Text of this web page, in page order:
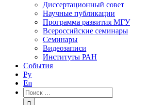
Диссертационный совет
Научные публикации
Программа развития МГУ
Всероссийские семинары
Семинары
Видеозаписи
Институты РАН
События
Ру
En
Результат
поиска: